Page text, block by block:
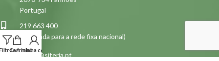
Portugal
219 663 400
(Chamada para a rede fixa nacional)
siterja@siterja.pt
Carrinho
A minha conta